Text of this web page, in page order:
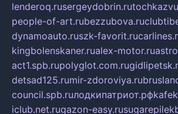
lenderoq.rusergeydobrin.ru
people-of-art.rubezzubova.ru
dynamoauto.ruszk-favorit.ru
kingbolenskaner.rualex-motor.ru
act1.spb.rupolyglot.com.ru
detsad125.rumir-zdoroviya.ru
council.spb.ruлодкипатриот.рф
iclub.net.rugazon-easy.ru